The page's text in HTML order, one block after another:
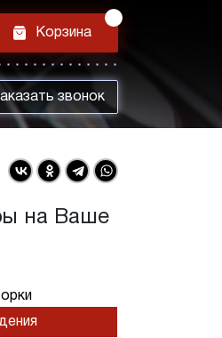
h Корзина
звонок
на Ваше